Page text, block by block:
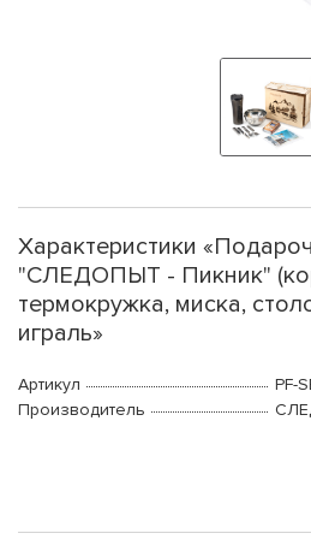
Характеристики
"СЛЕДОПЫТ - Пикник"
термокружка, миска,
играль»
Артикул
PF-
Производитель